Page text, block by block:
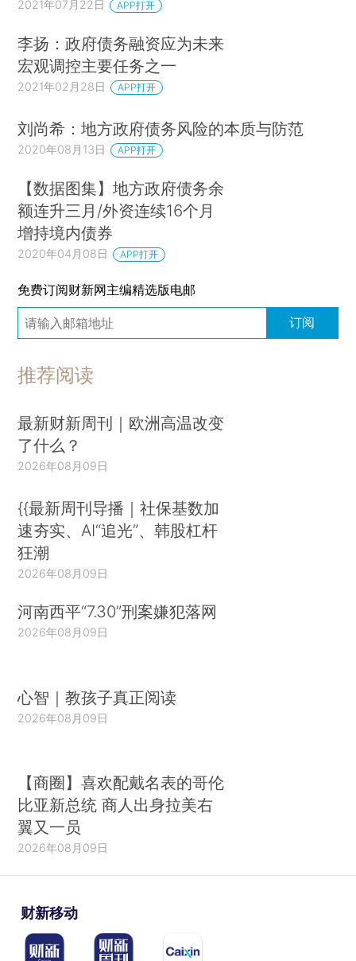
2021年07月22日 APP打开
李扬：政府债务融资应为未来
宏观调控主要任务之一
2021年02月28日 APP打开
刘尚希：地方政府债务风险的本质与防范
2020年08月13日 APP打开
【数据图集】地方政府债务余
额连升三月/外资连续16个月
增持境内债券
2020年04月08日 APP打开
免费订阅财新网主编精选版电邮
订阅
推荐阅读
最新财新周刊｜欧洲高温改变
了什么？
2026年08月09日
{{最新周刊导播｜社保基数加
速夯实、AI“追光”、韩股杠杆
狂潮
2026年08月09日
河南西平“7.30”刑案嫌犯落网
2026年08月09日
心智｜教孩子真正阅读
2026年08月09日
【商圈】喜欢配戴名表的哥伦
比亚新总统 商人出身拉美右
翼又一员
2026年08月09日
财新移动